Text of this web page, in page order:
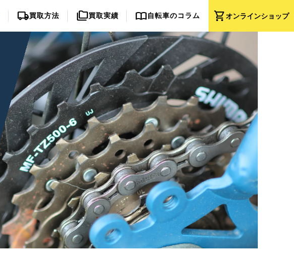
shopping_cartオンラインショップ
local_shipping買取方法 folder_copy買取実績 import_contacts自転車のコラム